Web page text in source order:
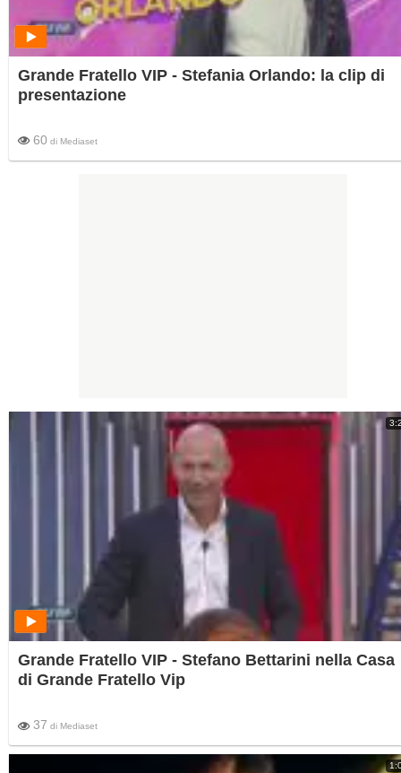
Grande Fratello VIP - Stefania Orlando: la clip di
presentazione
60 di Mediaset
Grande Fratello VIP - Stefano Bettarini nella Casa
di Grande Fratello Vip
37 di Mediaset